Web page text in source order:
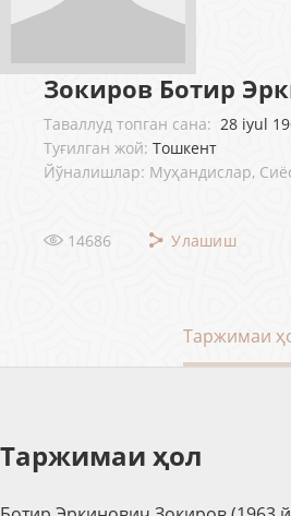
Зокиров Ботир
Таваллуд топган сана: 28 iyul
Туғилган жой: Тошкент
Йўналишлар: Муҳандислар,
14686 Улашиш
Таржимаи
Таржимаи ҳол